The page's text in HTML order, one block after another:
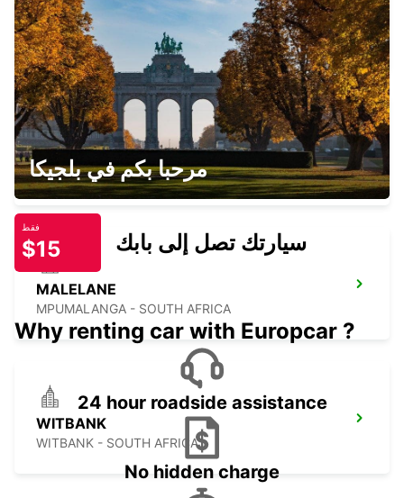
NELSPRUIT AIRPORT
NELSPRUIT - SOUTH AFRICA
NELSPRUIT DOWNTOWN
NELSPRUIT - SOUTH AFRICA
MALELANE
MPUMALANGA - SOUTH AFRICA
WITBANK
WITBANK - SOUTH AFRICA
مرحبا بكم في بلجيكا
فقط
$15 سيارتك تصل إلى بابك
Why renting car with Europcar ?
24 hour roadside assistance
No hidden charge